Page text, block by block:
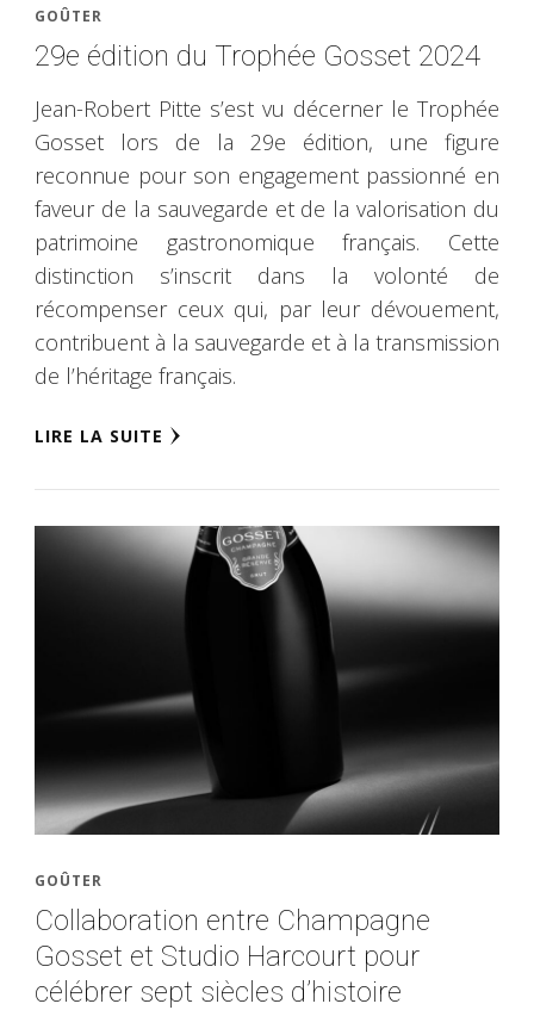
GOÛTER
29e édition du Trophée Gosset 2024
Jean-Robert Pitte s’est vu décerner le Trophée
Gosset lors de la 29e édition, une figure
reconnue pour son engagement passionné en
faveur de la sauvegarde et de la valorisation du
patrimoine gastronomique français. Cette
distinction s’inscrit dans la volonté de
récompenser ceux qui, par leur dévouement,
contribuent à la sauvegarde et à la transmission
de l’héritage français.
LIRE LA SUITE
GOÛTER
Collaboration entre Champagne
Gosset et Studio Harcourt pour
célébrer sept siècles d’histoire